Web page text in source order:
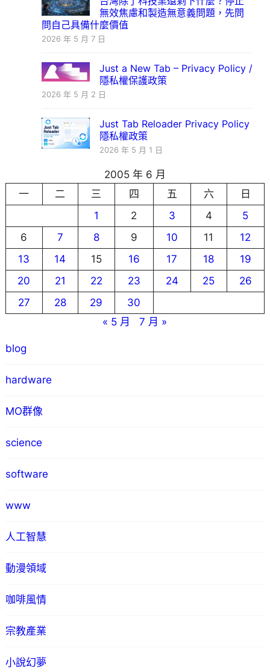
無效焦慮和製造無意義問題，先問
問自己具備什麼價值
2026 年 5 月 7 日
Just a New Tab – Privacy Policy /
隱私權保護政策
2026 年 5 月 2 日
Just Tab Reloader Privacy Policy
隱私權政策
2026 年 5 月 1 日
2005 年 6 月
一
二 三 四 五 六
日
1
2 3 4
5
6
7 8 9 10 11
12
13
14 15 16 17 18
19
20
21 22 23 24 25
26
27
28 29
30
« 5 月
7 月 »
blog
hardware
MO群像
science
software
www
人工智慧
動漫領域
咖啡風情
宗教產業
小說幻夢